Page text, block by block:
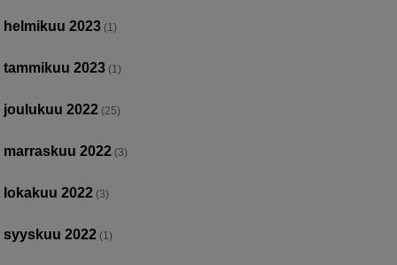
helmikuu 2023 (1)
tammikuu 2023 (1)
joulukuu 2022 (25)
marraskuu 2022 (3)
lokakuu 2022 (3)
syyskuu 2022 (1)